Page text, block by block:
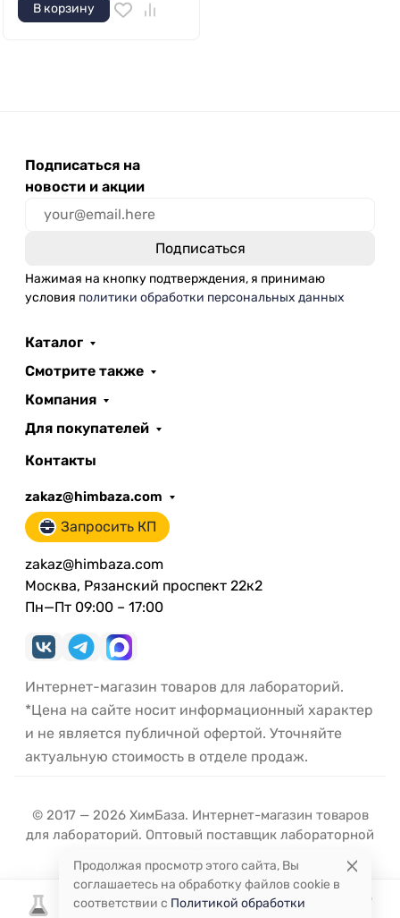
В корзину
Подписаться на
новости и акции
Нажимая на кнопку подтверждения, я принимаю
условия политики обработки персональных данных
Каталог
Смотрите также
Компания
Для покупателей
Контакты
zakaz@himbaza.com
Запросить КП
zakaz@himbaza.com
Москва, Рязанский проспект 22к2
Пн—Пт 09:00 – 17:00
Интернет-магазин товаров для лабораторий.
*Цена на сайте носит информационный характер
и не является публичной офертой. Уточняйте
актуальную стоимость в отделе продаж.
© 2017 — 2026 ХимБаза. Интернет-магазин товаров
для лабораторий. Оптовый поставщик лабораторной
Продолжая просмотр этого сайта, Вы
соглашаетесь на обработку файлов cookie в
соответствии с Политикой обработки